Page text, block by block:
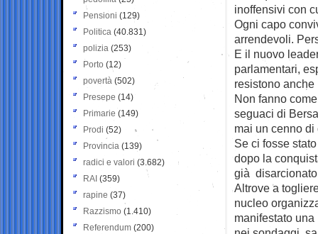
inoffensivi con
Ogni capo
arrendevoli.
E il nuovo
parlamentari,
resistono
Non fanno
seguaci di
mai un cenno
Se ci fosse
dopo la
già
Altrove a
nucleo
manifestato
Pensioni (129)
Politica (40.831)
polizia (253)
Porto (12)
povertà (502)
Presepe (14)
Primarie (149)
Prodi (52)
Provincia (139)
radici e valori (3.682)
RAI (359)
rapine (37)
Razzismo (1.410)
Referendum (200)